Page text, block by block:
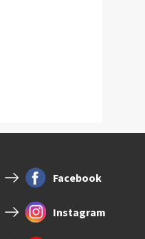
Facebook
Instagram